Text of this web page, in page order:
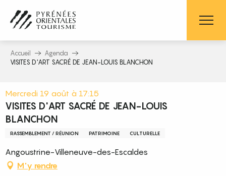
contenu
principal
Accueil
Agenda
VISITES D'ART SACRÉ DE JEAN-LOUIS BLANCHON
Mercredi 19 août à 17:15
VISITES D'ART SACRÉ DE JEAN-LOUIS
BLANCHON
RASSEMBLEMENT / RÉUNION PATRIMOINE CULTURELLE
Angoustrine-Villeneuve-des-Escaldes
M'y rendre